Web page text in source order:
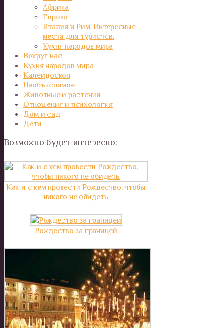
Африка
Европа
Италия и Рим. Интересные
места для туристов.
Кухня народов мира
Вокруг нас
Кухня народов мира
Калейдоскоп
Необъяснимое
Животные и растения
Отношения и психология
Дом и сад
Дети
Возможно будет интересно:
Как и с кем провести Рождество, чтобы
никого не обидеть
Рождество за границей